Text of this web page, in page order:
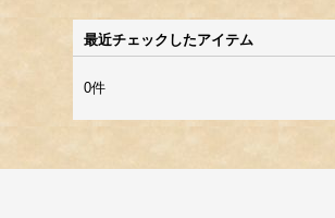
最近チェックしたアイテム
0件